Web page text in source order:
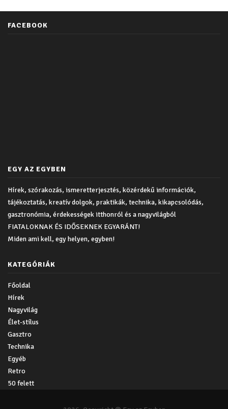
FACEBOOK
EGY AZ EGYBEN
Hírek, szórakozás, ismeretterjesztés, közérdekű információk,
tájékoztatás, kreatív dolgok, praktikák, technika, kikapcsolódás,
gasztronómia, érdekességek itthonról és a nagyvilágból
FIATALOKNAK ÉS IDŐSEKNEK EGYARÁNT!
Miden ami kell, egy helyen, egyben!
KATEGÓRIÁK
Főoldal
Hírek
Nagyvilág
Élet-stílus
Gasztro
Technika
Egyéb
Retro
50 felett